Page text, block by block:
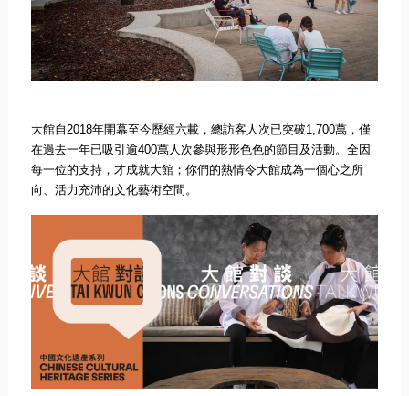
大館自 2018年開幕至今歷經六載，總訪客人次已突破1,700萬，僅
在過去一年已吸引逾400萬人次參與形形色色的節目及活動。全因
每一位的支持，才成就大館； 你們的熱情令大館成為一個心之所
向、活力充沛的文化藝術空間。